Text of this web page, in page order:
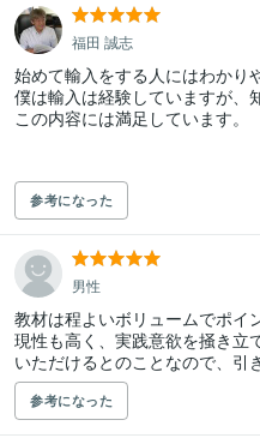
福田 誠志
始めて輸入をする人にはわかり
僕は輸入は経験していますが、
この内容には満足しています。
参考になった
男性
教材は程よいボリュームでポイ
現性も高く、実践意欲を掻き立
いただけるとのことなので、引
参考になった